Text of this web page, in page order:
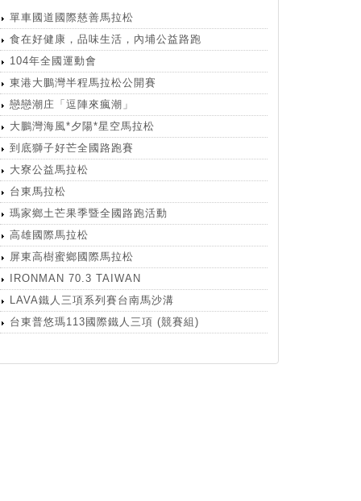
單車國道國際慈善馬拉松
食在好健康，品味生活，內埔公益路跑
104年全國運動會
東港大鵬灣半程馬拉松公開賽
戀戀潮庄「逗陣來瘋潮」
大鵬灣海風*夕陽*星空馬拉松
到底獅子好芒全國路跑賽
大寮公益馬拉松
台東馬拉松
瑪家鄉土芒果季暨全國路跑活動
高雄國際馬拉松
屏東高樹蜜鄉國際馬拉松
IRONMAN 70.3 TAIWAN
LAVA鐵人三項系列賽台南馬沙溝
台東普悠瑪113國際鐵人三項 (競賽組)